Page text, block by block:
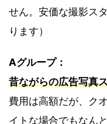
せん。安価な撮影ス
ります）
Aグループ：
昔ながらの広告写真
費用は高額だが、ク
イトな場合でもなん